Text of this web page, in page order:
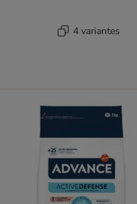
4 variantes